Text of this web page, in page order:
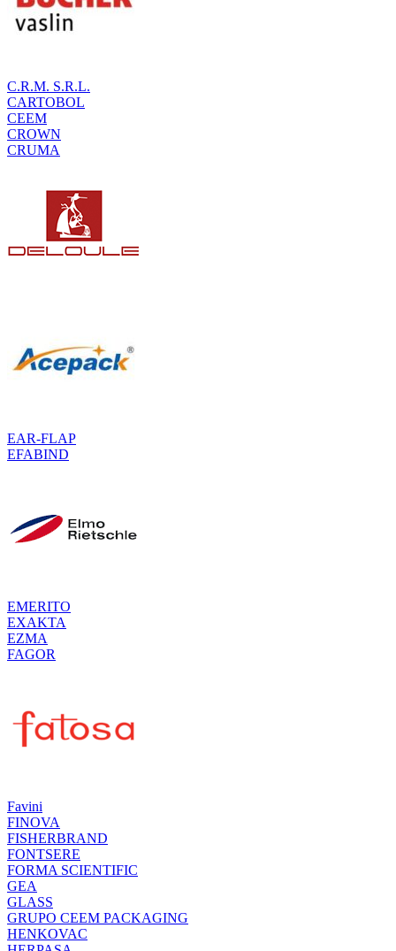
C.R.M. S.R.L.
CARTOBOL
CEEM
CROWN
CRUMA
EAR-FLAP
EFABIND
EMERITO
EXAKTA
EZMA
FAGOR
Favini
FINOVA
FISHERBRAND
FONTSERE
FORMA SCIENTIFIC
GEA
GLASS
GRUPO CEEM PACKAGING
HENKOVAC